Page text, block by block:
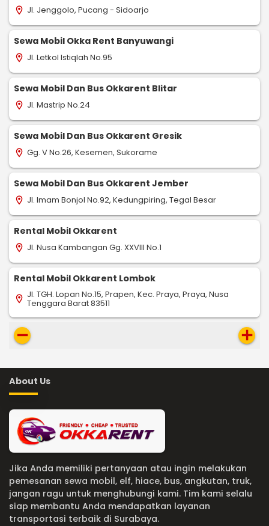
location_on Jl. Jenggolo, Pucang - Sidoarjo
Sewa Mobil Okka Rent Banyuwangi
location_on Jl. Letkol Istiqlah No.95
Sewa Mobil Dan Bus Okkarent Blitar
location_on Jl. Mastrip No.24
Sewa Mobil Dan Bus Okkarent Gresik
location_on Gg. V No.26, Kesemen, Sukorame
Sewa Mobil Dan Bus Okkarent Jember
location_on Jl. Imam Bonjol No.92, Kedungpiring, Tegal Besar
Rental Mobil Okkarent
location_on Jl. Nusa Kambangan Gg. XXVIII No.1
Rental Mobil Okkarent Lombok
location_on Jl. TGH. Lopan No.15, Prapen, Kec. Praya, Praya, Nusa
Tenggara Barat 83511
remove add
About Us
Jika Anda memiliki pertanyaan atau ingin melakukan
pemesanan sewa mobil, elf, hiace, bus, angkutan, truk,
jangan ragu untuk menghubungi kami. Tim kami selalu
siap membantu Anda mendapatkan layanan
transportasi terbaik di Surabaya.